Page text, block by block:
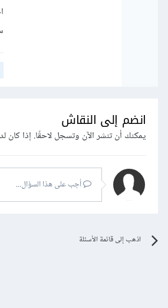
انضم إلى النقاش
يمكنك أن تنشر الآن وتسجل لاحقًا. إذا
أجب على هذا السؤال...
اذهب إلى قائمة الأسئلة